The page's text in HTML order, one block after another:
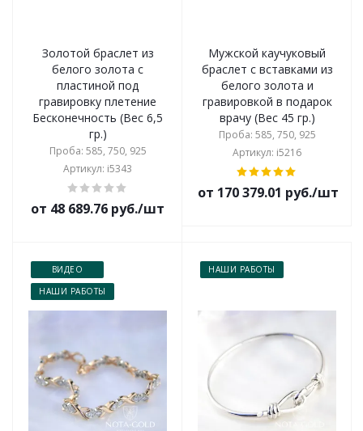
Золотой браслет из
белого золота с
пластиной под
гравировку плетение
Бесконечность (Вес 6,5
гр.)
Проба: 585, 750, 925
Артикул: i5343
от 48 689.76 руб./шт
Мужской каучуковый
браслет с вставками из
белого золота и
гравировкой в подарок
врачу (Вес 45 гр.)
Проба: 585, 750, 925
Артикул: i5216
от 170 379.01 руб./шт
ВИДЕО
НАШИ РАБОТЫ
НАШИ РАБОТЫ